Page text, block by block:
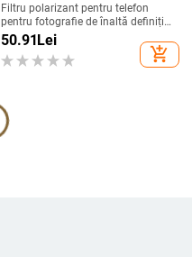
Filtru polarizant pentru telefon
pentru fotografie de înaltă definiție
— filtru ND, model GZM
50.91Lei
add_shopping_cart